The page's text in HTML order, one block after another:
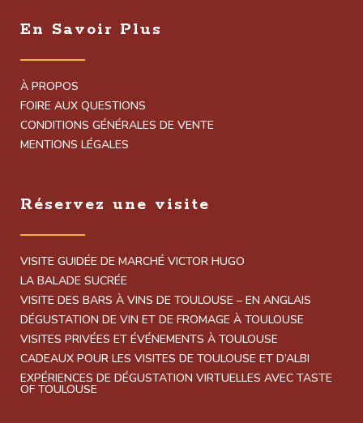
En Savoir Plus
À PROPOS
FOIRE AUX QUESTIONS
CONDITIONS GÉNÉRALES DE VENTE
MENTIONS LÉGALES
Réservez une visite
VISITE GUIDÉE DE MARCHÉ VICTOR HUGO
LA BALADE SUCRÉE
VISITE DES BARS À VINS DE TOULOUSE – EN ANGLAIS
DÉGUSTATION DE VIN ET DE FROMAGE À TOULOUSE
VISITES PRIVÉES ET ÉVÉNEMENTS À TOULOUSE
CADEAUX POUR LES VISITES DE TOULOUSE ET D’ALBI
EXPÉRIENCES DE DÉGUSTATION VIRTUELLES AVEC TASTE
OF TOULOUSE